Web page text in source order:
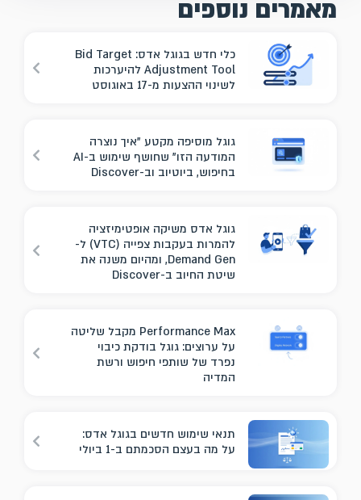
מאמרים נוספים
כלי חדש בגוגל אדס: Bid Target
Adjustment Tool להיערכות
לשינוי ההצעות מ-17 באוגוסט
גוגל מוסיפה מקטע "איך נוצרה
המודעה הזו" שחושף שימוש ב-AI
בחיפוש, ביוטיוב וב-Discover
גוגל אדס משיקה אופטימיזציה
להמרות בעקבות צפייה (VTC) ל-
Demand Gen, ומהיום משנה את
שיטת החיוב ב-Discover
Performance Max מקבל שליטה
על ערוצים: גוגל בודקת כיבוי
נפרד של שותפי חיפוש ורשת
המדיה
תנאי שימוש חדשים בגוגל אדס:
על מה בעצם הסכמתם ב-1 ביולי